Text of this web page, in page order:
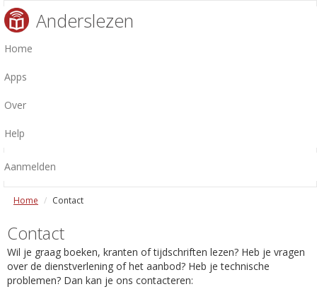
Anderslezen
Home
Apps
Over
Help
Aanmelden
Home Contact
Contact
Wil je graag boeken, kranten of tijdschriften lezen? Heb je vragen
over de dienstverlening of het aanbod? Heb je technische
problemen? Dan kan je ons contacteren: